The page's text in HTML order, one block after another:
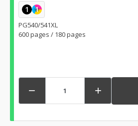
1 1
PG540/541XL
600 pages / 180 pages
 